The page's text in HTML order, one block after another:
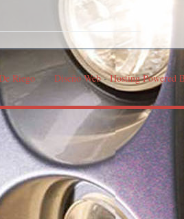
Riego. Diseño Web-Hosting Powered